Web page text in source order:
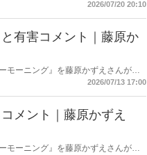
2026/07/20 20:10
有害コメント｜藤原か
モーニング』を藤原かずえさんがデ
2026/07/13 17:00
メント｜藤原かずえ
モーニング』を藤原かずえさんがデ